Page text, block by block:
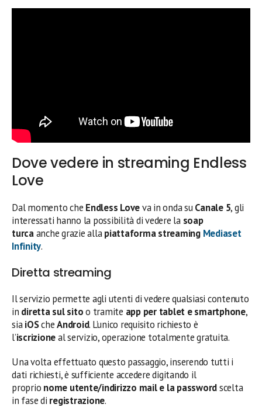
Dove vedere in streaming Endless
Love
Dal momento che Endless Loveva in onda suCanale 5, gli
interessati hanno la possibilità di vedere la soap
turcaanche grazie allapiattaforma streaming Mediaset
Infinity.
Diretta streaming
Il servizio permette agli utenti di vedere qualsiasi contenuto
in diretta sul sitoo tramite app per tablet e smartphone,
siaiOScheAndroid. L’unico requisito richiesto è
l’iscrizioneal servizio, operazione totalmente gratuita.
Una volta effettuato questo passaggio, inserendo tutti i
dati richiesti, è sufficiente accedere digitando il
proprio nome utente/indirizzo mail e la passwordscelta
in fase di registrazione.